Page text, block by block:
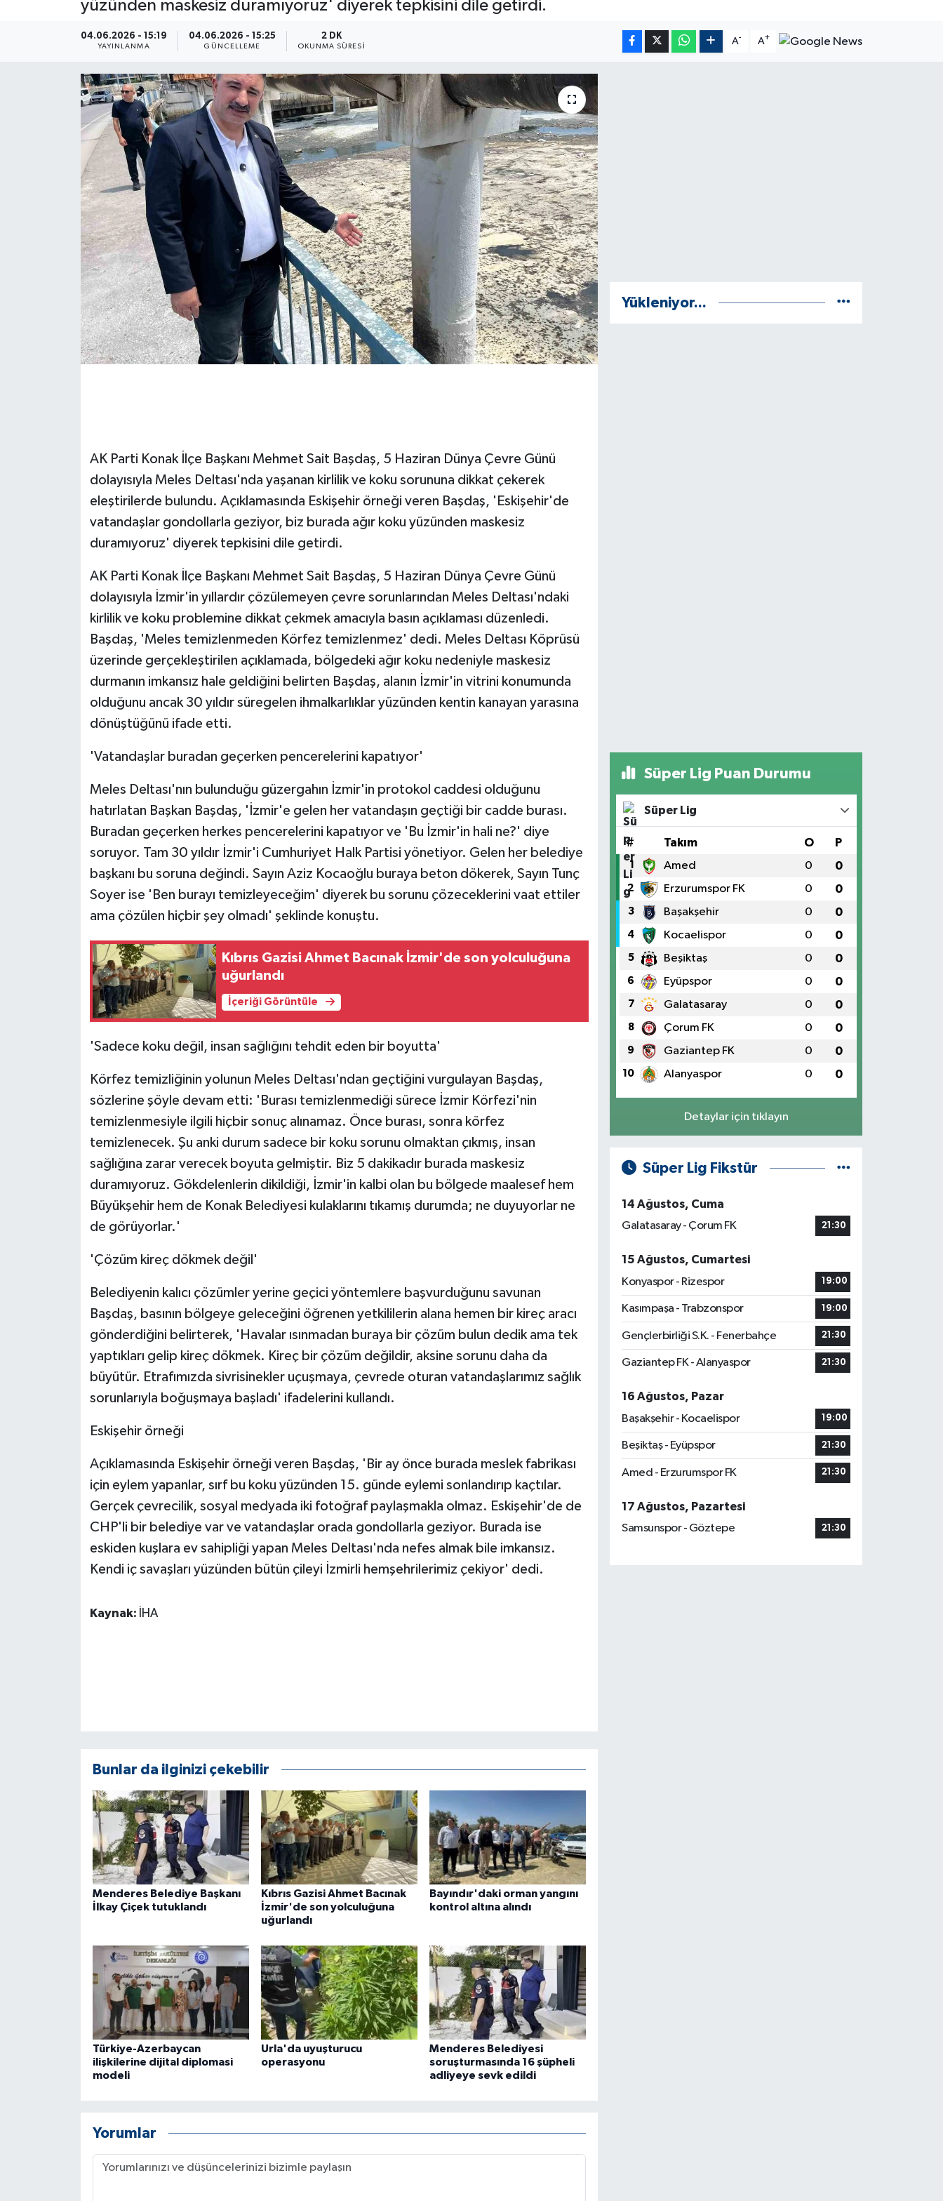
yüzünden maskesiz duramıyoruz' diyerek tepkisini dile getirdi.
04.06.2026 - 15:19
YAYINLANMA
04.06.2026 - 15:25
GÜNCELLEME
2 DK
OKUNMA SÜRESI
A- A+
AK Parti Konak İlçe Başkanı Mehmet Sait Başdaş, 5 Haziran Dünya Çevre Günü
dolayısıyla Meles Deltası'nda yaşanan kirlilik ve koku sorununa dikkat çekerek
eleştirilerde bulundu. Açıklamasında Eskişehir örneği veren Başdaş, 'Eskişehir'de
vatandaşlar gondollarla geziyor, biz burada ağır koku yüzünden maskesiz
duramıyoruz' diyerek tepkisini dile getirdi.
AK Parti Konak İlçe Başkanı Mehmet Sait Başdaş, 5 Haziran Dünya Çevre Günü
dolayısıyla İzmir'in yıllardır çözülemeyen çevre sorunlarından Meles Deltası'ndaki
kirlilik ve koku problemine dikkat çekmek amacıyla basın açıklaması düzenledi.
Başdaş, 'Meles temizlenmeden Körfez temizlenmez' dedi. Meles Deltası Köprüsü
üzerinde gerçekleştirilen açıklamada, bölgedeki ağır koku nedeniyle maskesiz
durmanın imkansız hale geldiğini belirten Başdaş, alanın İzmir'in vitrini konumunda
olduğunu ancak 30 yıldır süregelen ihmalkarlıklar yüzünden kentin kanayan yarasına
dönüştüğünü ifade etti.
'Vatandaşlar buradan geçerken pencerelerini kapatıyor'
Meles Deltası'nın bulunduğu güzergahın İzmir'in protokol caddesi olduğunu
hatırlatan Başkan Başdaş, 'İzmir'e gelen her vatandaşın geçtiği bir cadde burası.
Buradan geçerken herkes pencerelerini kapatıyor ve 'Bu İzmir'in hali ne?' diye
soruyor. Tam 30 yıldır İzmir'i Cumhuriyet Halk Partisi yönetiyor. Gelen her belediye
başkanı bu soruna değindi. Sayın Aziz Kocaoğlu buraya beton dökerek, Sayın Tunç
Soyer ise 'Ben burayı temizleyeceğim' diyerek bu sorunu çözeceklerini vaat ettiler
ama çözülen hiçbir şey olmadı' şeklinde konuştu.
Kıbrıs Gazisi Ahmet Bacınak İzmir'de son yolculuğuna
uğurlandı
İçeriği Görüntüle
'Sadece koku değil, insan sağlığını tehdit eden bir boyutta'
Körfez temizliğinin yolunun Meles Deltası'ndan geçtiğini vurgulayan Başdaş,
sözlerine şöyle devam etti: 'Burası temizlenmediği sürece İzmir Körfezi'nin
temizlenmesiyle ilgili hiçbir sonuç alınamaz. Önce burası, sonra körfez
temizlenecek. Şu anki durum sadece bir koku sorunu olmaktan çıkmış, insan
sağlığına zarar verecek boyuta gelmiştir. Biz 5 dakikadır burada maskesiz
duramıyoruz. Gökdelenlerin dikildiği, İzmir'in kalbi olan bu bölgede maalesef hem
Büyükşehir hem de Konak Belediyesi kulaklarını tıkamış durumda; ne duyuyorlar ne
de görüyorlar.'
'Çözüm kireç dökmek değil'
Belediyenin kalıcı çözümler yerine geçici yöntemlere başvurduğunu savunan
Başdaş, basının bölgeye geleceğini öğrenen yetkililerin alana hemen bir kireç aracı
gönderdiğini belirterek, 'Havalar ısınmadan buraya bir çözüm bulun dedik ama tek
yaptıkları gelip kireç dökmek. Kireç bir çözüm değildir, aksine sorunu daha da
büyütür. Etrafımızda sivrisinekler uçuşmaya, çevrede oturan vatandaşlarımız sağlık
sorunlarıyla boğuşmaya başladı' ifadelerini kullandı.
Eskişehir örneği
Açıklamasında Eskişehir örneği veren Başdaş, 'Bir ay önce burada meslek fabrikası
için eylem yapanlar, sırf bu koku yüzünden 15. günde eylemi sonlandırıp kaçtılar.
Gerçek çevrecilik, sosyal medyada iki fotoğraf paylaşmakla olmaz. Eskişehir'de de
CHP'li bir belediye var ve vatandaşlar orada gondollarla geziyor. Burada ise
eskiden kuşlara ev sahipliği yapan Meles Deltası'nda nefes almak bile imkansız.
Kendi iç savaşları yüzünden bütün çileyi İzmirli hemşehrilerimiz çekiyor' dedi.
Kaynak: İHA
Bunlar da ilginizi çekebilir
Menderes Belediye Başkanı
İlkay Çiçek tutuklandı
Kıbrıs Gazisi Ahmet Bacınak
İzmir'de son yolculuğuna
uğurlandı
Bayındır'daki orman yangını
kontrol altına alındı
Türkiye-Azerbaycan
ilişkilerine dijital diplomasi
modeli
Urla'da uyuşturucu
operasyonu
Menderes Belediyesi
soruşturmasında 16 şüpheli
adliyeye sevk edildi
Yorumlar
Yükleniyor...
Süper Lig Puan Durumu
Süper Lig
# Takım O P
1 Amed 0 0
2 Erzurumspor FK 0 0
3 Başakşehir 0 0
4 Kocaelispor 0 0
5 Beşiktaş 0 0
6 Eyüpspor 0 0
7 Galatasaray 0 0
8 Çorum FK 0 0
9 Gaziantep FK 0 0
10 Alanyaspor 0 0
Detaylar için tıklayın
Süper Lig Fikstür
14 Ağustos, Cuma
Galatasaray - Çorum FK
21:30
15 Ağustos, Cumartesi
Konyaspor - Rizespor
19:00
Kasımpaşa - Trabzonspor 19:00
Gençlerbirliği S.K. - Fenerbahçe 21:30
Gaziantep FK - Alanyaspor 21:30
16 Ağustos, Pazar
Başakşehir - Kocaelispor
19:00
Beşiktaş - Eyüpspor 21:30
Amed - Erzurumspor FK 21:30
17 Ağustos, Pazartesi
Samsunspor - Göztepe
21:30
EĞİTİM
EKONOMİ
English News
Flaş Haber
Gayrimenkul
HABERDE İNSAN
İş Dünyası
KÜLTÜR SANAT
Otomobil
SPOR HABERLERİ
ÜLKE GÜNDEMİ